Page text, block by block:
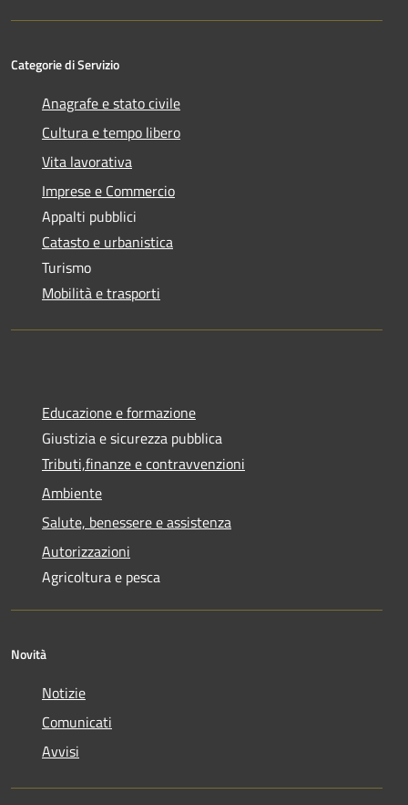
Categorie di Servizio
Anagrafe e stato civile
Cultura e tempo libero
Vita lavorativa
Imprese e Commercio
Appalti pubblici
Catasto e urbanistica
Turismo
Mobilità e trasporti
Educazione e formazione
Giustizia e sicurezza pubblica
Tributi,finanze e contravvenzioni
Ambiente
Salute, benessere e assistenza
Autorizzazioni
Agricoltura e pesca
Novità
Notizie
Comunicati
Avvisi